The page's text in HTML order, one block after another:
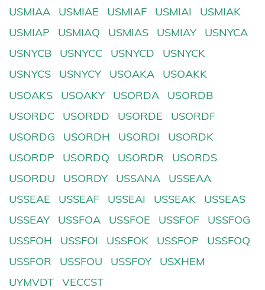
USMIAA
USMIAE USMIAF USMIAI
USMIAK
USMIAP
USMIAQ USMIAS USMIAY
USNYCA
USNYCB
USNYCC USNYCD
USNYCK
USNYCS
USNYCY USOAKA
USOAKK
USOAKS
USOAKY USORDA
USORDB
USORDC
USORDD USORDE
USORDF
USORDG
USORDH USORDI
USORDK
USORDP
USORDQ USORDR
USORDS
USORDU
USORDY USSANA
USSEAA
USSEAE
USSEAF USSEAI USSEAK
USSEAS
USSEAY
USSFOA USSFOE USSFOF
USSFOG
USSFOH
USSFOI USSFOK USSFOP
USSFOQ
USSFOR
USSFOU USSFOY
USXHEM
UYMVDT
VECCST